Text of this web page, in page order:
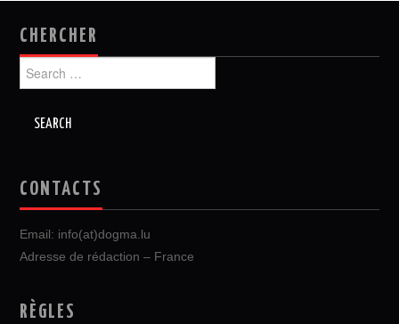
CHERCHER
Search
for:
CONTACTS
Email: info(at)dogma.lu
Adresse de rédaction – France
RÈGLES